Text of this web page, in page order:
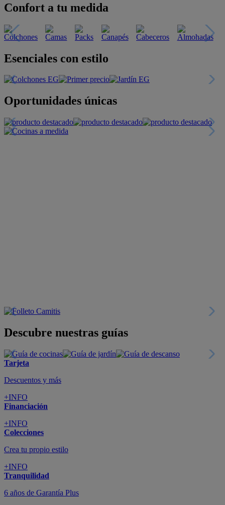
Confort a tu medida
Esenciales con estilo
Oportunidades únicas
Descubre nuestras guías
Tarjeta
Descuentos y más
+INFO
Financiación
+INFO
Colecciones
Crea tu propio estilo
+INFO
Tranquilidad
6 años de Garantía Plus